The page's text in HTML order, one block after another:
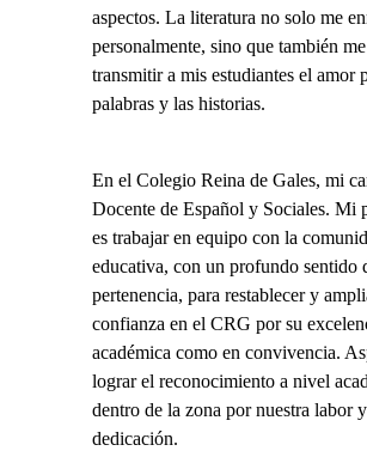
aspectos. La literatura no solo me
personalmente, sino que también
transmitir a mis estudiantes el amor
palabras y las historias.
En el Colegio Reina de Gales, mi
Docente de Español y Sociales. Mi
es trabajar en equipo con la
educativa, con un profundo sentido
pertenencia, para restablecer y
confianza en el CRG por su
académica como en convivencia.
lograr el reconocimiento a nivel
dentro de la zona por nuestra labor y
dedicación.